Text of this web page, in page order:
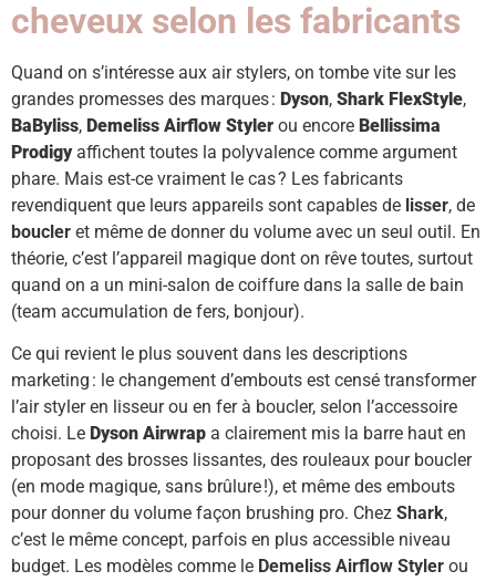
cheveux selon les fabricants
Quand on s’intéresse aux air stylers, on tombe vite sur les
grandes promesses des marques : Dyson, Shark FlexStyle,
BaByliss, Demeliss Airflow Styler ou encore Bellissima
Prodigyaffichent toutes la polyvalence comme argument
phare. Mais est-ce vraiment le cas ? Les fabricants
revendiquent que leurs appareils sont capables de lisser, de
boucler et même de donner du volume avec un seul outil. En
théorie, c’est l’appareil magique dont on rêve toutes, surtout
quand on a un mini-salon de coiffure dans la salle de bain
(team accumulation de fers, bonjour).
Ce qui revient le plus souvent dans les descriptions
marketing : le changement d’embouts est censé transformer
l’air styler en lisseur ou en fer à boucler, selon l’accessoire
choisi. Le Dyson Airwrap a clairement mis la barre haut en
proposant des brosses lissantes, des rouleaux pour boucler
(en mode magique, sans brûlure !), et même des embouts
pour donner du volume façon brushing pro. Chez Shark,
c’est le même concept, parfois en plus accessible niveau
budget. Les modèles comme le Demeliss Airflow Styler ou